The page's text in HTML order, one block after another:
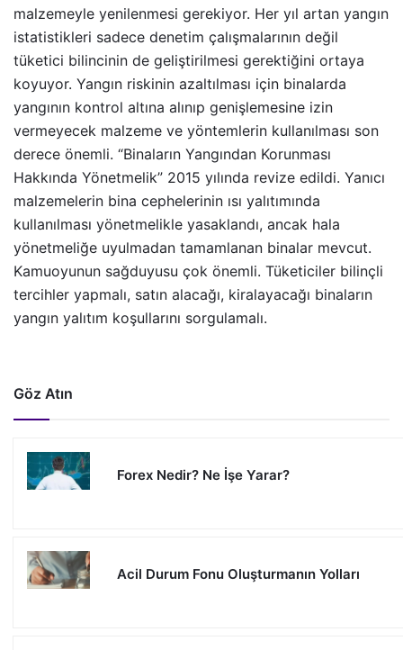
malzemeyle yenilenmesi gerekiyor. Her yıl artan yangın
istatistikleri sadece denetim çalışmalarının değil
tüketici bilincinin de geliştirilmesi gerektiğini ortaya
koyuyor. Yangın riskinin azaltılması için binalarda
yangının kontrol altına alınıp genişlemesine izin
vermeyecek malzeme ve yöntemlerin kullanılması son
derece önemli. “Binaların Yangından Korunması
Hakkında Yönetmelik” 2015 yılında revize edildi. Yanıcı
malzemelerin bina cephelerinin ısı yalıtımında
kullanılması yönetmelikle yasaklandı, ancak hala
yönetmeliğe uyulmadan tamamlanan binalar mevcut.
Kamuoyunun sağduyusu çok önemli. Tüketiciler bilinçli
tercihler yapmalı, satın alacağı, kiralayacağı binaların
yangın yalıtım koşullarını sorgulamalı.
Göz Atın
Forex Nedir? Ne İşe Yarar?
Acil Durum Fonu Oluşturmanın Yolları